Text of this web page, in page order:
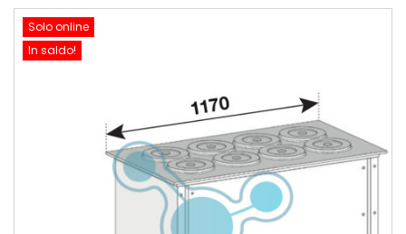
Solo online
In saldo!